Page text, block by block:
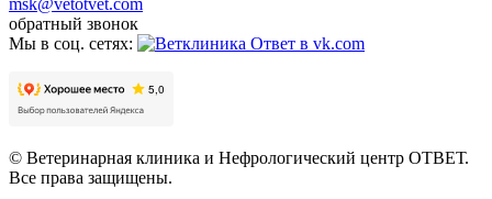
msk@vetotvet.com
обратный звонок
Мы в соц. сетях:
© Ветеринарная клиника и Нефрологический центр ОТВЕТ.
Все права защищены.